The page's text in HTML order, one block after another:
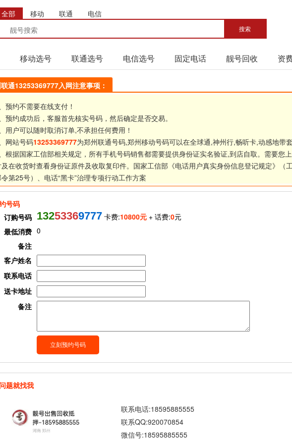
全部 移动 联通 电信
移动选号 联通选号 电信选号 固定电话 靓号回收 资
通13253369777入网注意事项：
预约不需要在线支付！
预约成功后，客服首先核实号码，然后确定是否交易。
用户可以随时取消订单,不承担任何费用！
网站号码13253369777为郑州联通号码,郑州移动号码可以在全球通,神州行,畅听卡,动感地带
根据国家工信部相关规定，所有手机号码销售都需要提供身份证实名验证,到店自取。需要您
及在收货时查看身份证原件及收取复印件。国家工信部《电话用户真实身份信息登记规定》（
第25号）、 电话“黑卡”治理专项行动工作方案
号码
订购号码 13253369777 卡费:10800元 + 话费:0元
最低消费 0
备注
客户姓名
联系电话
送卡地址
备注
题就找我
联系电话:18595885555
联系QQ:920070854
微信号:18595885555